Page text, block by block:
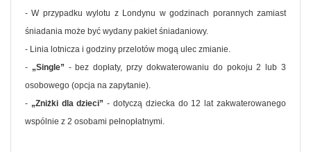
- W przypadku wylotu z Londynu w godzinach porannych zamiast
śniadania może być wydany pakiet śniadaniowy.
- Linia lotnicza i godziny przelotów mogą ulec zmianie.
- „Single” - bez dopłaty, przy dokwaterowaniu do pokoju 2 lub 3
osobowego (opcja na zapytanie).
- „Zniżki dla dzieci” - dotyczą dziecka do 12 lat zakwaterowanego
wspólnie z 2 osobami pełnopłatnymi.